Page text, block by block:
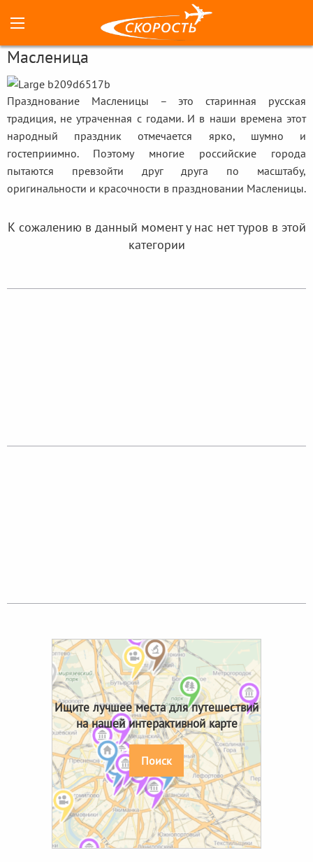
Масленица
Празднование Масленицы – это старинная русская
традиция, не утраченная с годами. И в наши времена этот
народный праздник отмечается ярко, шумно и
гостеприимно. Поэтому многие российские города
пытаются превзойти друг друга по масштабу,
оригинальности и красочности в праздновании Масленицы.
К сожалению в данный момент у нас нет туров в этой
категории
Ищите лучшее места для путешествий
на нашей интерактивной карте
Поиск